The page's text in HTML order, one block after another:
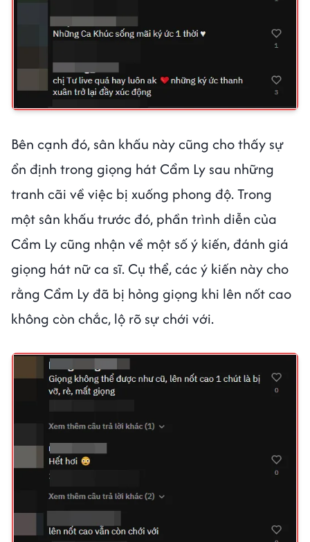
Bên cạnh đó, sân khấu này cũng cho thấy sự
ổn định trong giọng hát Cẩm Ly sau những
tranh cãi về việc bị xuống phong độ. Trong
một sân khấu trước đó, phần trình diễn của
Cẩm Ly cũng nhận về một số ý kiến, đánh giá
giọng hát nữ ca sĩ. Cụ thể, các ý kiến này cho
rằng Cẩm Ly đã bị hỏng giọng khi lên nốt cao
không còn chắc, lộ rõ sự chới với.